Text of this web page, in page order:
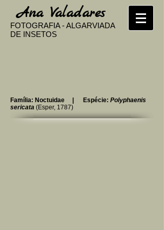
​Ana Valadares
FOTOGRAFIA - ALGARVIADA
DE INSETOS
Família: Noctuidae | Espécie: Polyphaenis
sericata (Esper, 1787)